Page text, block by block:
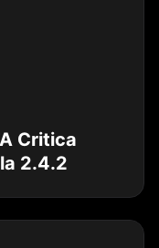
Critica
2.4.2